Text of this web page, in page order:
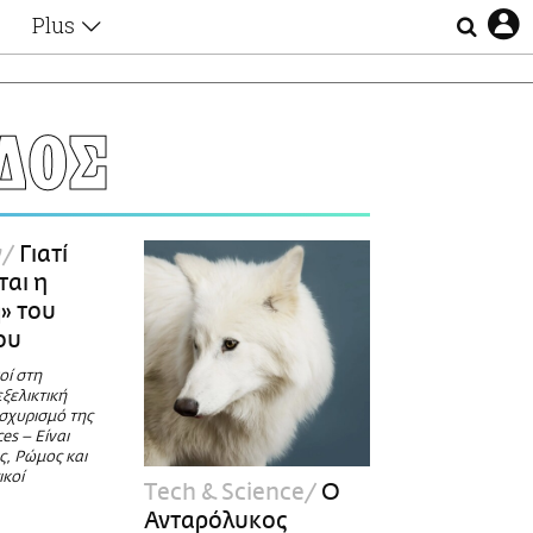
Plus
Αφιερώματα
Ζώδια
Οι Αθηναίοι
Απώλειες
Lgbtqi+
Γιατί
η
του
στη
της
– Είναι
Ρώμος και
Τech & Science Ο
Ανταρόλυκος